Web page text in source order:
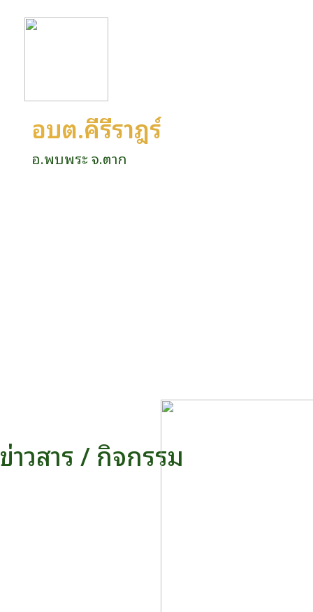
อบต.คีรีราษฎร์
อ.พบพระ จ.ตาก
ข่าวสาร / กิจกรรม